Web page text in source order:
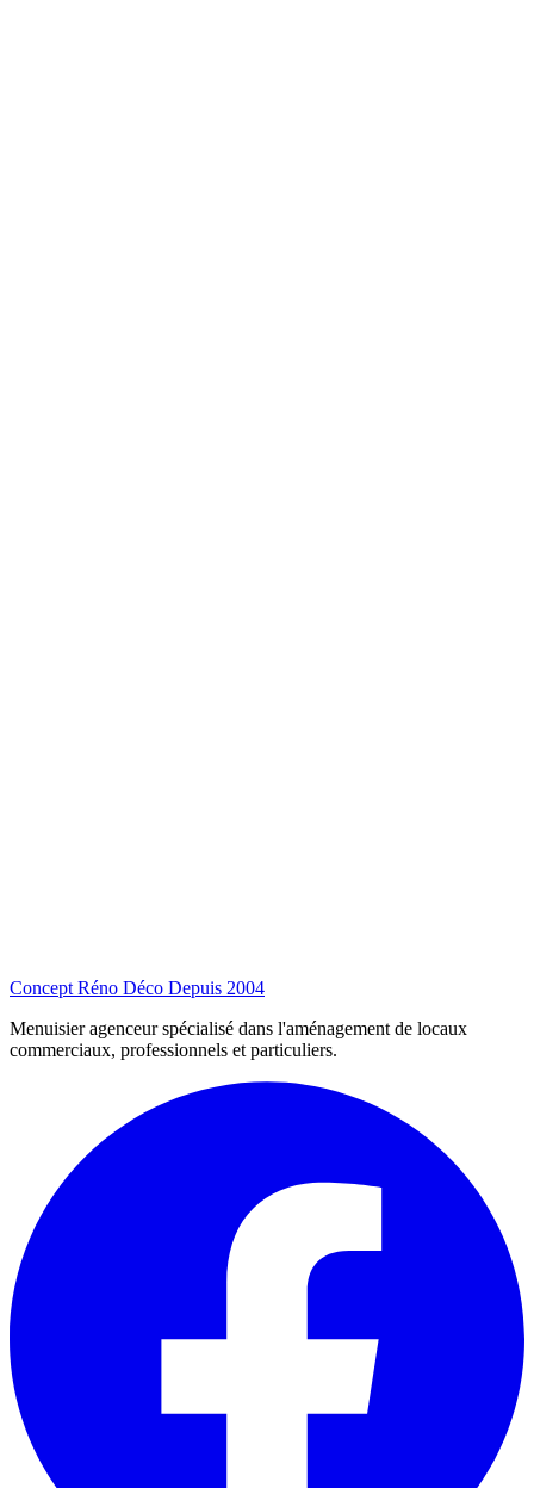
Concept Réno Déco Depuis 2004
Menuisier agenceur spécialisé dans l'aménagement de locaux
commerciaux, professionnels et particuliers.